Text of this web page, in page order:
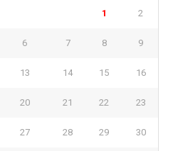
1 2
6 7 8 9
13 14 15 16
20 21 22 23
27 28 29 30